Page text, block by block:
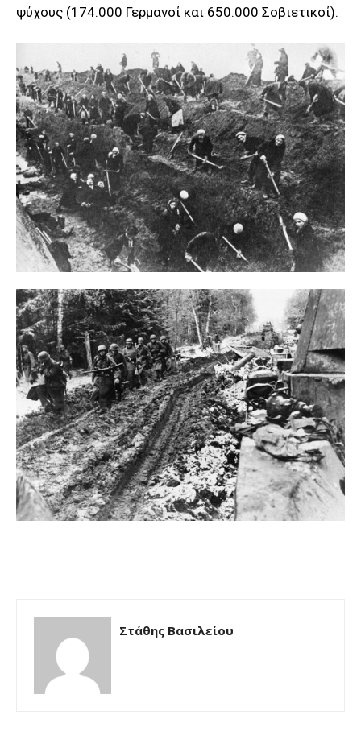
ψύχους (174.000 Γερμανοί και 650.000 Σοβιετικοί).
Στάθης Βασιλείου